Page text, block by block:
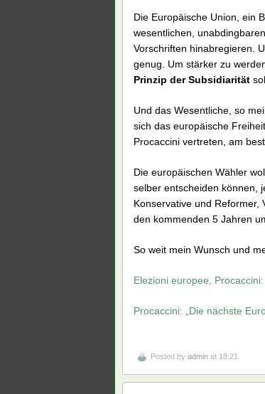
Die Europäische Union, ein
wesentlichen,
Vorschriften hinabregieren.
genug. Um stärker zu
Prinzip der Subsidiarität
Und das Wesentliche, so
sich das europäische
Procaccini vertreten, am
Die europäischen Wähler
selber entscheiden können,
Konservative und Reformer,
den kommenden 5 Jahren
So weit mein Wunsch und
Elezioni europee,
Procaccini: „Die nächste
Posted by admin at 18:21